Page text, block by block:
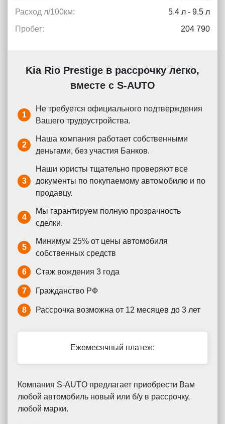
Расход л/100км:
5.4 л - 9.5 л
Пробег:
204 790
Kia Rio Prestige в рассрочку легко,
вместе с S-AUTO
1
Не требуется официального подтверждения
Вашего трудоустройства.
2
Наша компания работает собственными
деньгами, без участия Банков.
3
Наши юристы тщательно проверяют все
документы по покупаемому автомобилю и по
продавцу.
4
Мы гарантируем полную прозрачность
сделки.
5
Минимум 25% от цены автомобиля
собственных средств
6 Стаж вождения 3 года
7 Гражданство РФ
8 Рассрочка возможна от 12 месяцев до 3 лет
Ежемесячный платеж:
Компания S-AUTO предлагает приобрести Вам
любой автомобиль новый или б/у в рассрочку,
любой марки.